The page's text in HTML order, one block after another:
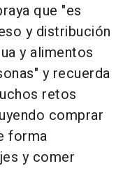
que "es
y distribución
y alimentos
y recuerda
retos
comprar
forma
y comer